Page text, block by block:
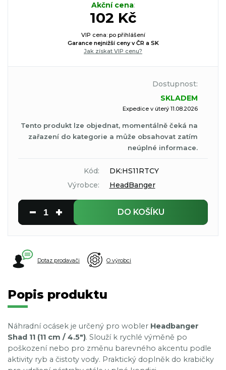
Akční cena:
102 Kč
VIP cena: po přihlášení
Garance nejnižší ceny v ČR a SK
Jak získat VIP cenu?
Dostupnost:
SKLADEM
Expedice v úterý 11.08.2026
Tento produkt lze objednat, momentálně čeká na
zařazení do kategorie a může obsahovat zatím
neúplné informace.
Kód:
DK:HS11RTCY
Výrobce:
HeadBanger
DO KOŠÍKU
Dotaz prodavači O výrobci
Popis produktu
Náhradní ocásek je určený pro wobler Headbanger
Shad 11 (11 cm / 4.5"). Slouží k rychlé výměně po
poškození nebo pro změnu barevného akcentu podle
aktivity ryb a čistoty vody. Praktický doplněk do krabičky